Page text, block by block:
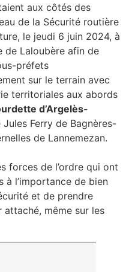
aux côtés des
de la Sécurité routière
le jeudi 6 juin 2024, à
de Laloubère afin de
préfets
sur le terrain avec
territoriales aux abords
d’Argelès-
Jules Ferry de Bagnères-
de Lannemezan.
forces de l’ordre qui ont
à l’importance de bien
et de prendre
attaché, même sur les